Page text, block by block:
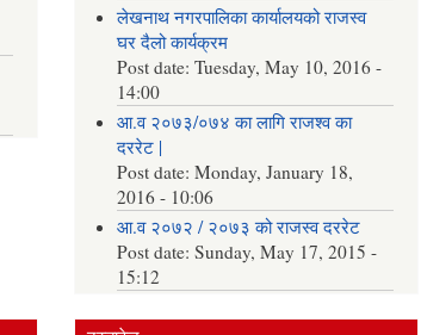
लेखनाथ नगरपालिका कार्यालयको राजस्व
घर दैलो कार्यक्रम
Post date:Tuesday, May 10, 2016 -
14:00
आ.व २०७३/०७४ का लागि राजश्व का
दररेट |
Post date:Monday, January 18,
2016 - 10:06
आ.व २०७२ / २०७३ को राजस्व दररेट
Post date:Sunday, May 17, 2015 -
15:12